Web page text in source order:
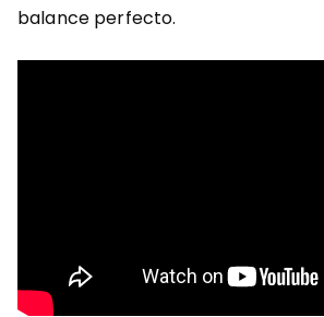
balance perfecto.